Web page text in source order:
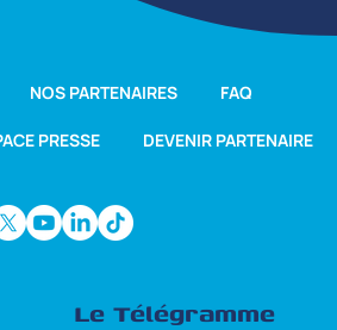
NOS PARTENAIRES FAQ
PRESSE DEVENIR PARTENAIRE
Le Télégramme